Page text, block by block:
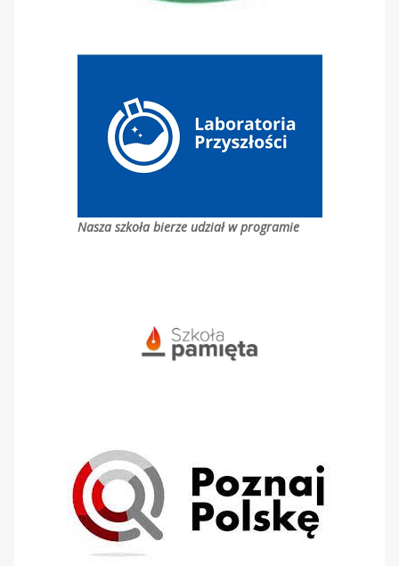
Nasza szkoła bierze udział w programie